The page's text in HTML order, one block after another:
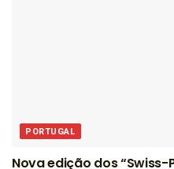
PORTUGAL
Nova edição dos “Swiss-